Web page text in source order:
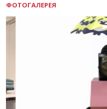
ФОТОГАЛЕРЕЯ